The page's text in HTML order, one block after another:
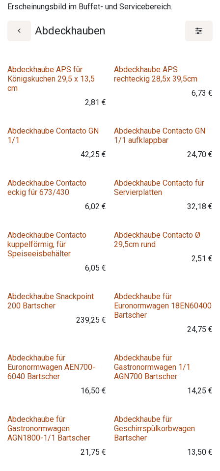
Erscheinungsbild im Buffet- und Servicebereich.
Abdeckhauben
Abdeckhaube APS für
Königskuchen 29,5 x 13,5
cm
2,81 €
Abdeckhaube APS
rechteckig 28,5x 39,5cm
6,73 €
Abdeckhaube Contacto GN
1/1
42,25 €
Abdeckhaube Contacto GN
1/1 aufklappbar
24,70€
Abdeckhaube Contacto
eckig für 673/430
6,02 €
Variante
Abdeckhaube Contacto für
Servierplatten
32,18 €
Abdeckhaube Contacto
kuppelförmig, für
Speiseeisbehälter
6,05 €
Abdeckhaube Contacto Ø
29,5cm rund
2,51 €
Abdeckhaube Snackpoint
200 Bartscher
239,25 €
Abdeckhaube für
Euronormwagen 18EN60400
Bartscher
24,75 €
Abdeckhaube für
Euronormwagen AEN700-
6040 Bartscher
16,50€
Abdeckhaube für
Gastronormwagen 1/1
AGN700 Bartscher
14,25 €
Abdeckhaube für
Gastronormwagen
AGN1800-1/1 Bartscher
21,75 €
Variante
Abdeckhaube für
Geschirrspülkorbwagen
Bartscher
13,50€